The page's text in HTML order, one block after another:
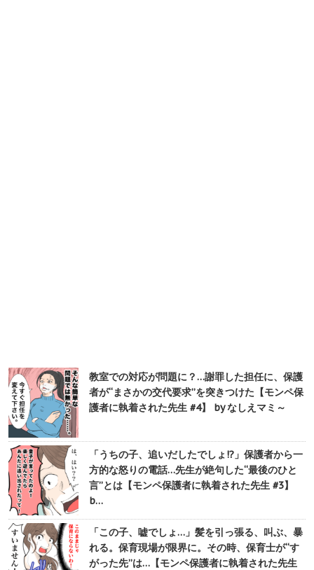
教室での対応が問題に？…謝罪した担任に、保護
者が“まさかの交代要求”を突きつけた【モンペ保
護者に執着された先生 #4】 by なしえマミ～
「うちの子、追いだしたでしょ!?」保護者から一
方的な怒りの電話…先生が絶句した“最後のひと
言”とは【モンペ保護者に執着された先生 #3】
b…
「この子、嘘でしょ…」髪を引っ張る、叫ぶ、暴
れる。保育現場が限界に。その時、保育士が“す
がった先”は…【モンペ保護者に執着された先生